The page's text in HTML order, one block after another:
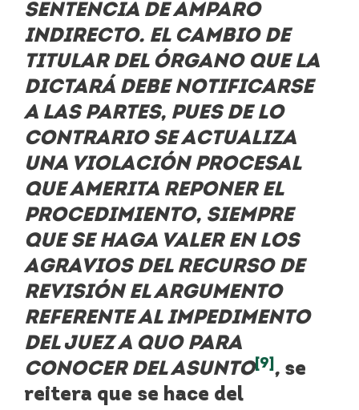
SENTENCIA DE AMPARO
INDIRECTO. EL CAMBIO DE
TITULAR DEL ÓRGANO QUE LA
DICTARÁ DEBE NOTIFICARSE
A LAS PARTES, PUES DE LO
CONTRARIO SE ACTUALIZA
UNA VIOLACIÓN PROCESAL
QUE AMERITA REPONER EL
PROCEDIMIENTO, SIEMPRE
QUE SE HAGA VALER EN LOS
AGRAVIOS DEL RECURSO DE
REVISIÓN EL ARGUMENTO
REFERENTE AL IMPEDIMENTO
DEL JUEZ A QUO PARA
CONOCER DEL ASUNTO[9] , se
reitera que se hace del